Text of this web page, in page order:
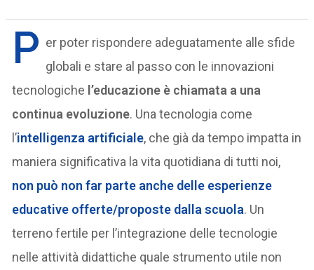
P er poter rispondere adeguatamente alle sfide
globali e stare al passo con le innovazioni
tecnologiche l’educazione è chiamata a una
continua evoluzione. Una tecnologia come
l’intelligenza artificiale, che già da tempo impatta in
maniera significativa la vita quotidiana di tutti noi,
non può non far parte anche delle esperienze
educative offerte/proposte dalla scuola. Un
terreno fertile per l’integrazione delle tecnologie
nelle attività didattiche quale strumento utile non